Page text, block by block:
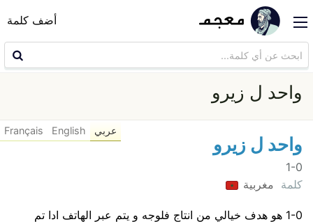
أضف كلمة
واحد ل زيرو
واحد ل زيرو
1-0
كلمة مغربية
1-0 هو هدف خيالي من انتاج فلوجه و يتم عبر الهاتف ادا تم
عربي English
Français